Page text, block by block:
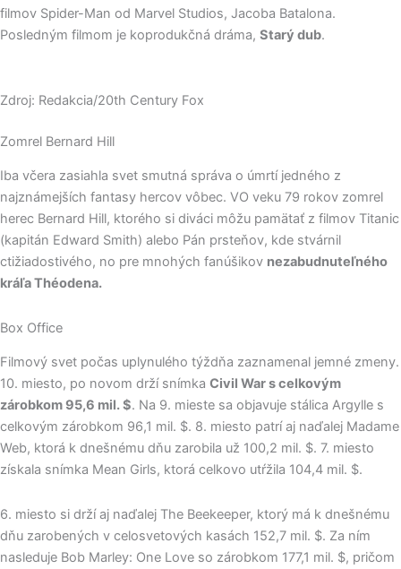
filmov Spider-Man od Marvel Studios, Jacoba Batalona.
Posledným filmom je koprodukčná dráma, Starý dub.
Zdroj: Redakcia/20th Century Fox
Zomrel Bernard Hill
Iba včera zasiahla svet smutná správa o úmrtí jedného z
najznámejších fantasy hercov vôbec. VO veku 79 rokov zomrel
herec Bernard Hill, ktorého si diváci môžu pamätať z filmov Titanic
(kapitán Edward Smith) alebo Pán prsteňov, kde stvárnil
ctižiadostivého, no pre mnohých fanúšikov nezabudnuteľného
kráľa Théodena.
Box Office
Filmový svet počas uplynulého týždňa zaznamenal jemné zmeny.
10. miesto, po novom drží snímka Civil War s celkovým
zárobkom 95,6 mil. $. Na 9. mieste sa objavuje stálica Argylle s
celkovým zárobkom 96,1 mil. $. 8. miesto patrí aj naďalej Madame
Web, ktorá k dnešnému dňu zarobila už 100,2 mil. $. 7. miesto
získala snímka Mean Girls, ktorá celkovo utŕžila 104,4 mil. $.
6. miesto si drží aj naďalej The Beekeeper, ktorý má k dnešnému
dňu zarobených v celosvetových kasách 152,7 mil. $. Za ním
nasleduje Bob Marley: One Love so zárobkom 177,1 mil. $, pričom